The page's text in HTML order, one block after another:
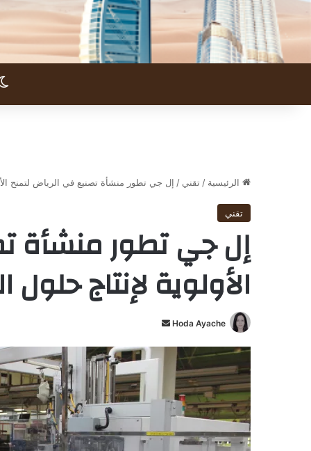
الرئيسية / تقني / إل جي تطور منشأة تصنيع في الرياض لتمنح
تقني
إل جي تطور منشأة
الأولوية لإنتاج حلول
Hoda Ayache
أرسل
إلكترونيا